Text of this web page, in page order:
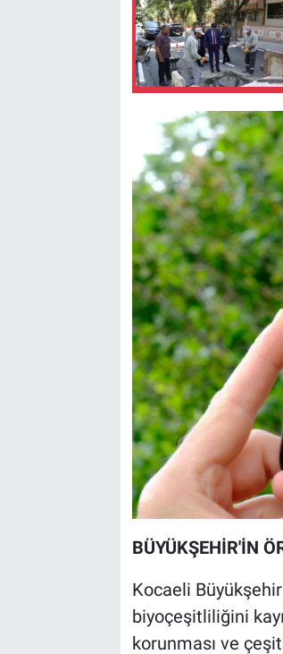
BÜYÜKŞEHİR'İN
Kocaeli
biyoçeşitliliğini
korunması ve